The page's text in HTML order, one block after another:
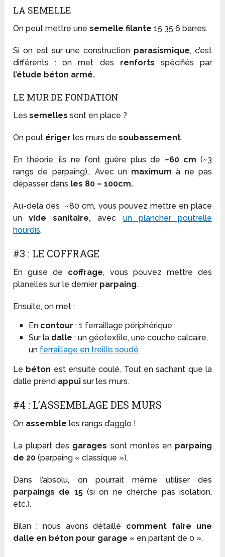
LA SEMELLE
On peut mettre unesemelle filante 15 35 6 barres.
Si on est sur une construction parasismique, c’est
différents : on met des renforts spécifiés par
l’étude béton armé.
LE MUR DE FONDATION
Lessemelles sont en place ?
On peut ériger les murs desoubassement.
En théorie, ils ne font guère plus de ~60 cm (~3
rangs de parpaing)… Avec un maximum à ne pas
dépasser dans les 80 – 100cm.
Au-delà des ~80 cm, vous pouvez mettre en place
unvide sanitaire, avec un plancher poutrelle
hourdis.
#3 : LE COFFRAGE
En guise de coffrage, vous pouvez mettre des
planelles sur le dernier parpaing.
Ensuite, on met :
En contour : 1 ferraillage périphérique ;
Sur la dalle : un géotextile, une couche calcaire,
un ferraillage en treillis soudé
Le béton est ensuite coulé. Tout en sachant que la
dalle prend appui sur les murs.
#4 : L’ASSEMBLAGE DES MURS
On assemble les rangs d’agglo !
La plupart des garages sont montés en parpaing
de 20 (parpaing « classique »).
Dans l’absolu, on pourrait même utiliser des
parpaings de 15(si on ne cherche pas isolation,
etc.).
Bilan : nous avons détaillé comment faire une
dalle en béton pour garage « en partant de 0 ».